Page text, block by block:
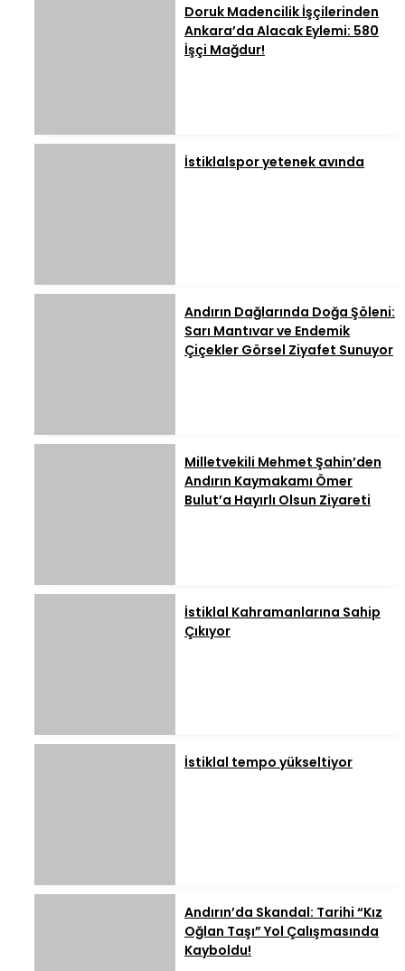
Doruk Madencilik İşçilerinden
Ankara’da Alacak Eylemi: 580
İşçi Mağdur!
İstiklalspor yetenek avında
Andırın Dağlarında Doğa Şöleni:
Sarı Mantıvar ve Endemik
Çiçekler Görsel Ziyafet Sunuyor
Milletvekili Mehmet Şahin’den
Andırın Kaymakamı Ömer
Bulut’a Hayırlı Olsun Ziyareti
İstiklal Kahramanlarına Sahip
Çıkıyor
İstiklal tempo yükseltiyor
Andırın’da Skandal: Tarihi “Kız
Oğlan Taşı” Yol Çalışmasında
Kayboldu!